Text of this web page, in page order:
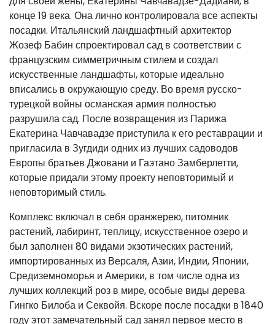
конце 19 века. Она лично контролировала все аспекты
посадки. Итальянский ландшафтный архитектор
Жозеф Бабин спроектировал сад в соответствии с
французским симметричным стилем и создал
искусственные ландшафты, которые идеально
вписались в окружающую среду. Во время русско-
турецкой войны османская армия полностью
разрушила сад. После возвращения из Парижа
Екатерина Чавчавадзе приступила к его реставрации и
пригласила в Зугдиди одних из лучших садоводов
Европы братьев Джовани и Гаэтано Замберлетти,
которые придали этому проекту неповторимый и
неповторимый стиль.
Комплекс включал в себя оранжерею, питомник
растений, лабиринт, теплицу, искусственное озеро и
был заполнен 80 видами экзотических растений,
импортированных из Версаля, Азии, Индии, Японии,
Средиземноморья и Америки, в том числе одна из
лучших коллекций роз в мире, особые виды дерева
Гингко Билоба и Секвойя. Вскоре после посадки в 1840
году этот замечательный сад занял первое место в